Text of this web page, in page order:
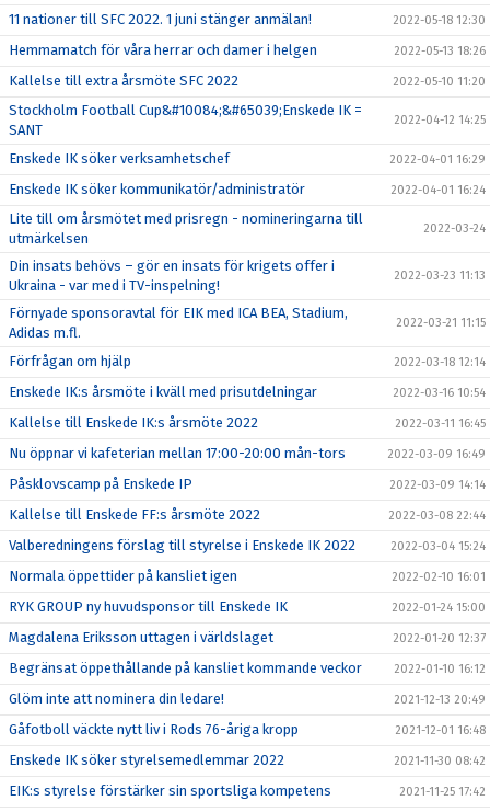
11 nationer till SFC 2022. 1 juni stänger anmälan! 2022-05-18 12:30
Hemmamatch för våra herrar och damer i helgen 2022-05-13 18:26
Kallelse till extra årsmöte SFC 2022 2022-05-10 11:20
Stockholm Football Cup&#10084;&#65039;Enskede IK =
SANT
2022-04-12 14:25
Enskede IK söker verksamhetschef 2022-04-01 16:29
Enskede IK söker kommunikatör/administratör 2022-04-01 16:24
Lite till om årsmötet med prisregn - nomineringarna till
utmärkelsen
2022-03-24
Din insats behövs – gör en insats för krigets offer i
Ukraina - var med i TV-inspelning!
2022-03-23 11:13
Förnyade sponsoravtal för EIK med ICA BEA, Stadium,
Adidas m.fl.
2022-03-21 11:15
Förfrågan om hjälp 2022-03-18 12:14
Enskede IK:s årsmöte i kväll med prisutdelningar 2022-03-16 10:54
Kallelse till Enskede IK:s årsmöte 2022 2022-03-11 16:45
Nu öppnar vi kafeterian mellan 17:00-20:00 mån-tors 2022-03-09 16:49
Påsklovscamp på Enskede IP 2022-03-09 14:14
Kallelse till Enskede FF:s årsmöte 2022 2022-03-08 22:44
Valberedningens förslag till styrelse i Enskede IK 2022 2022-03-04 15:24
Normala öppettider på kansliet igen 2022-02-10 16:01
RYK GROUP ny huvudsponsor till Enskede IK 2022-01-24 15:00
Magdalena Eriksson uttagen i världslaget 2022-01-20 12:37
Begränsat öppethållande på kansliet kommande veckor 2022-01-10 16:12
Glöm inte att nominera din ledare! 2021-12-13 20:49
Gåfotboll väckte nytt liv i Rods 76-åriga kropp 2021-12-01 16:48
Enskede IK söker styrelsemedlemmar 2022 2021-11-30 08:42
EIK:s styrelse förstärker sin sportsliga kompetens 2021-11-25 17:42